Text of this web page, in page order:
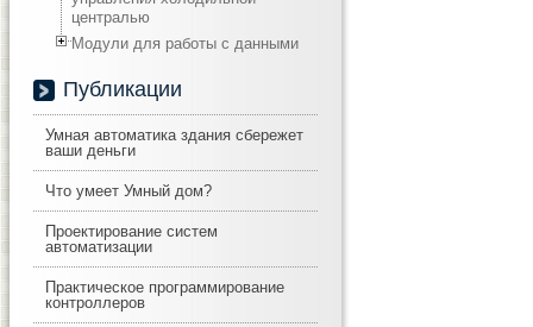
централью
Модули для работы с данными
Публикации
Умная автоматика здания сбережет
ваши деньги
Что умеет Умный дом?
Проектирование систем
автоматизации
Практическое программирование
контроллеров